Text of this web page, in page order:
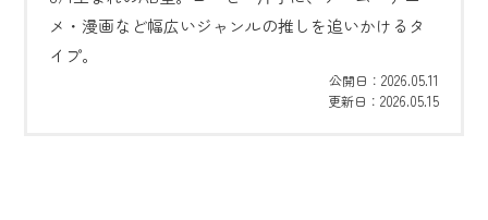
メ・漫画など幅広いジャンルの推しを追いかけるタ
イプ。
公開日： 2026.05.11
更新日： 2026.05.15